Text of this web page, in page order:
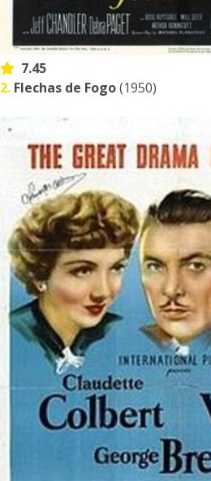
7.45
2. Flechas de Fogo(1950)